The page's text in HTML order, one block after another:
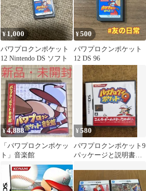
¥1,000
パワプロクンポケット
12 Nintendo DS ソフト
¥500
パワプロクンポケット
12 DS 96
¥4,888
「パワプロクンポケッ
ト」音楽館
¥580
パワプロクンポケット9
パッケージと説明書の